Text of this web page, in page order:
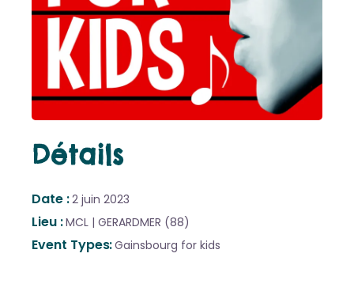
Détails
Date 2 juin 2023
Lieu MCL | GERARDMER (88)
Event Types Gainsbourg for kids